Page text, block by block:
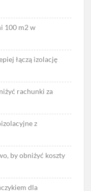
100 m2 w
łączą izolację
rachunki za
z
by obniżyć koszty
dla